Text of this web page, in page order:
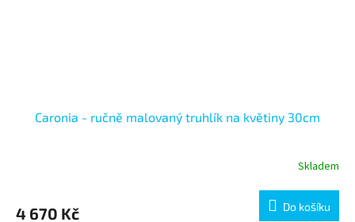
Caronia - ručně malovaný truhlík na květiny 30cm
Skladem
4 670 Kč Do košíku